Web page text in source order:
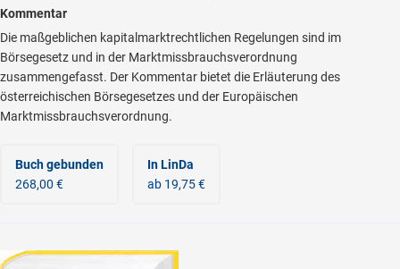
Kommentar
Die maßgeblichen kapitalmarktrechtlichen Regelungen sind im
Börsegesetz und in der Marktmissbrauchsverordnung
zusammengefasst. Der Kommentar bietet die Erläuterung des
österreichischen Börsegesetzes und der Europäischen
Marktmissbrauchsverordnung.
Buch gebunden
268,00 €
In LinDa
ab 19,75 €